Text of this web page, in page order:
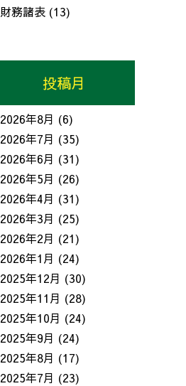
財務諸表 (13)
投稿月
2026年8月 (6)
2026年7月 (35)
2026年6月 (31)
2026年5月 (26)
2026年4月 (31)
2026年3月 (25)
2026年2月 (21)
2026年1月 (24)
2025年12月 (30)
2025年11月 (28)
2025年10月 (24)
2025年9月 (24)
2025年8月 (17)
2025年7月 (23)